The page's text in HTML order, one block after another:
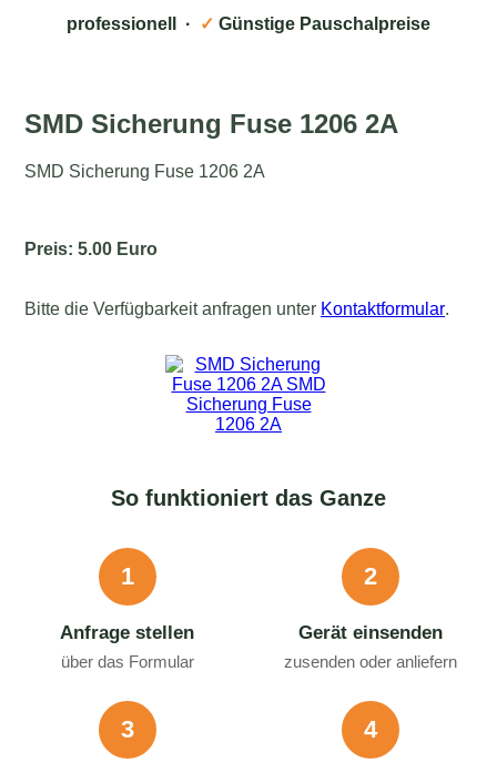
professionell ·
✓ Günstige Pauschalpreise
SMD Sicherung Fuse 1206 2A
SMD Sicherung Fuse 1206 2A
Preis: 5.00 Euro
Bitte die Verfügbarkeit anfragen unter Kontaktformular.
So funktioniert das Ganze
1
Anfrage stellen
über das Formular
2
Gerät einsenden
zusenden oder anliefern
3 4